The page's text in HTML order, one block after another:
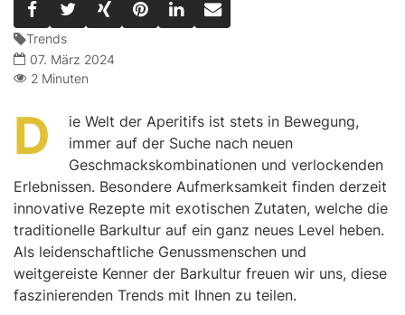
Trends
07. März 2024
2 Minuten
D
ie Welt der Aperitifs ist stets in Bewegung,
immer auf der Suche nach neuen
Geschmackskombinationen und verlockenden
Erlebnissen. Besondere Aufmerksamkeit finden derzeit
innovative Rezepte mit exotischen Zutaten, welche die
traditionelle Barkultur auf ein ganz neues Level heben.
Als leidenschaftliche Genussmenschen und
weitgereiste Kenner der Barkultur freuen wir uns, diese
faszinierenden Trends mit Ihnen zu teilen.